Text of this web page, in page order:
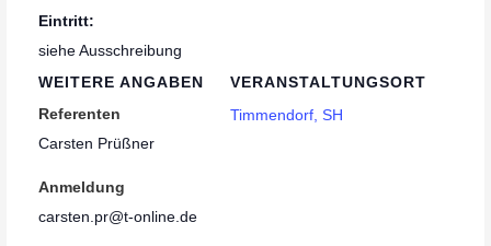
Eintritt:
siehe Ausschreibung
VERANSTALTUNGSORT
Timmendorf, SH
WEITERE ANGABEN
Referenten
Carsten Prüßner
Anmeldung
carsten.pr@t-online.de